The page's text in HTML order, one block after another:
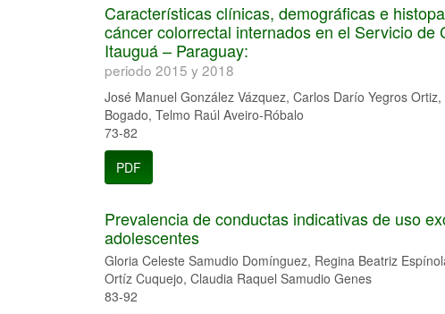
Características clínicas, demográficas e
cáncer colorrectal internados en el Servicio
Itauguá – Paraguay:
periodo 2015 y 2018
José Manuel González Vázquez, Carlos Darío Yegros
Bogado, Telmo Raúl Aveiro-Róbalo
73-82
PDF
Prevalencia de conductas indicativas de uso
adolescentes
Gloria Celeste Samudio Domínguez, Regina Beatriz
Ortíz Cuquejo, Claudia Raquel Samudio Genes
83-92